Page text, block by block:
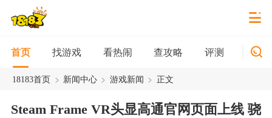
首页 找游戏 看热闹 查攻略 评测 新游
18183首页 > 新闻中心 > 游戏新闻 > 正文
Steam Frame VR头显高通官网页面上线 骁